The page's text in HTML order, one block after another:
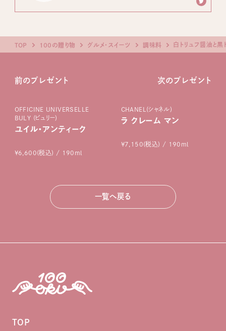
TOP 100の贈り物 グルメ・スイーツ 調味料 白トリュフ醤油と黒
前のプレゼント
OFFICINE UNIVERSELLE
BULY (ビュリー)
ユイル・アンティーク
¥6,600(税込) / 190ml
次のプレゼント
CHANEL(シャネル)
ラ クレーム マン
¥7,150(税込) / 190ml
一覧へ戻る
TOP